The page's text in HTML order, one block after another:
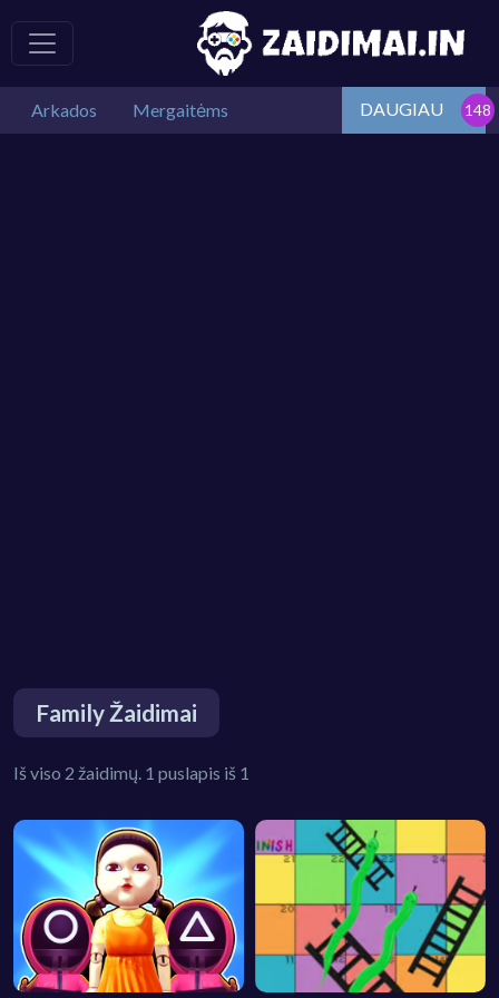
Arkados Mergaitėms DAUGIAU
Family Žaidimai
Iš viso 2 žaidimų. 1 puslapis iš 1